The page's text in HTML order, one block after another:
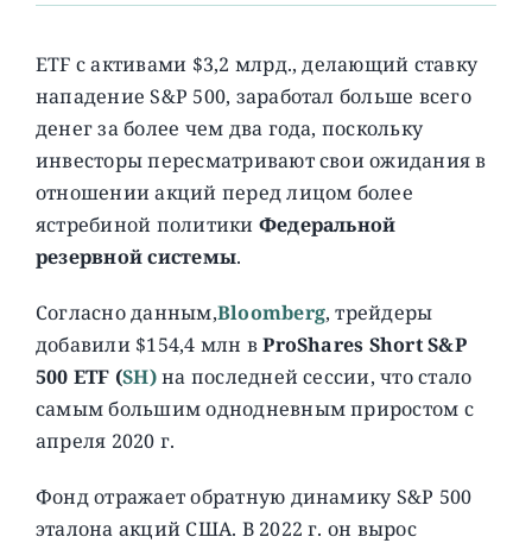
ETF с активами $3,2 млрд., делающий ставку
нападение S&P 500, заработал больше всего
денег за более чем два года, поскольку
инвесторы пересматривают свои ожидания в
отношении акций перед лицом более
ястребиной политики Федеральной
резервной системы.
Согласно данным,Bloomberg, трейдеры
добавили $154,4 млн вProShares Short S&P
500 ETF (SH)на последней сессии, что стало
самым большим однодневным приростом с
апреля 2020 г.
Фонд отражает обратную динамику S&P 500
эталона акций США. В 2022 г. он вырос